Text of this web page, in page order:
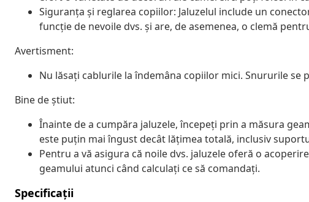
Siguranța și reglarea copiilor: Jaluzelul include un
funcție de nevoile dvs. și are, de asemenea, o clemă
Avertisment:
Nu lăsați cablurile la îndemâna copiilor mici. Snururile
Bine de știut:
Înainte de a cumpăra jaluzele, începeți prin a măsura
este puțin mai îngust decât lățimea totală, inclusiv
Pentru a vă asigura că noile dvs. jaluzele oferă o
geamului atunci când calculați ce să comandați.
Specificații